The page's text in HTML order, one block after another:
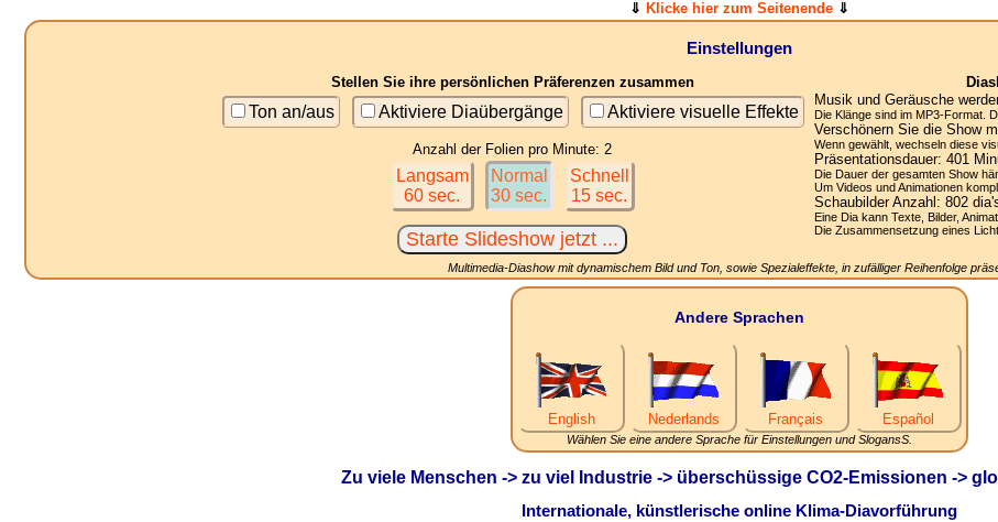
⇓ Klicke hier zum Seitenende ⇓
Einstellungen
Stellen Sie ihre persönlichen Präferenzen zusammen
Ton an/aus Aktiviere Diaübergänge Aktiviere visuelle Effekte
Anzahl der Folien pro Minute: 2
Langsam
60 sec.
Normal
30 sec.
Schnell
15 sec.
Musik und Geräusche
Die Klänge sind im MP3-Format.
Verschönern Sie die Show
Wenn gewählt, wechseln diese
Präsentationsdauer: 401
Die Dauer der gesamten Show
Um Videos und Animationen
Schaubilder Anzahl: 802
Eine Dia kann Texte, Bilder,
Die Zusammensetzung eines
Multimedia-Diashow mit dynamischem Bild und Ton, sowie Spezialeffekte, in zufälliger Reihenfolge
Andere Sprachen
English Nederlands Français Español
Wählen Sie eine andere Sprache für Einstellungen und SlogansS.
Zu viele Menschen -> zu viel Industrie -> überschüssige CO2-Emissionen ->
Internationale, künstlerische online Klima-Diavorführung